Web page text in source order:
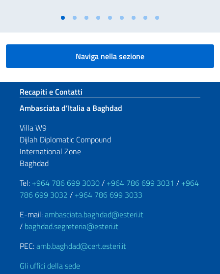
Naviga nella sezione
Sezione footer
Recapiti e Contatti
Ambasciata d’Italia a Baghdad
Villa W9
Dijlah Diplomatic Compound
International Zone
Baghdad
Tel: +964 786 699 3030/ +964 786 699 3031 / +964
786 699 3032 / +964 786 699 3033
E-mail:ambasciata.baghdad@esteri.it
/ baghdad.segreteria@esteri.it
PEC:amb.baghdad@cert.esteri.it
Gli uffici della sede